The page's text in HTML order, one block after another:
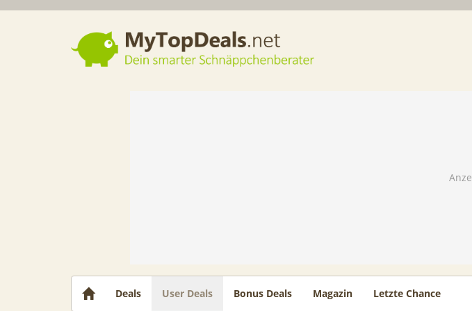
Dein smarter Schnäppchenberater
Deals User Deals Bonus Deals Magazin Letzte Chance